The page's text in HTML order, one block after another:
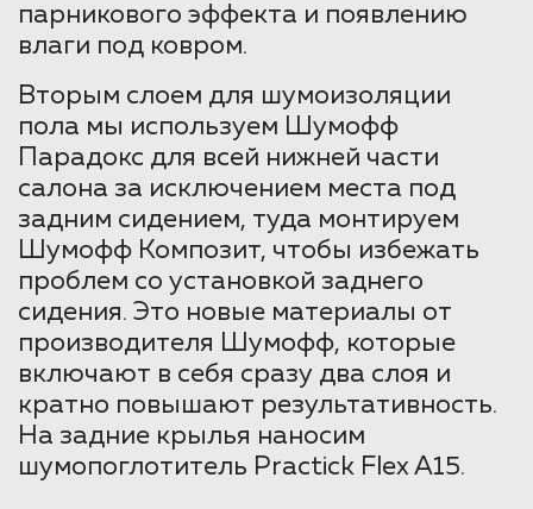
парникового эффекта и появлению
влаги под ковром.
Вторым слоем для шумоизоляции
пола мы используем Шумофф
Парадокс для всей нижней части
салона за исключением места под
задним сидением, туда монтируем
Шумофф Композит, чтобы избежать
проблем со установкой заднего
сидения. Это новые материалы от
производителя Шумофф, которые
включают в себя сразу два слоя и
кратно повышают результативность.
На задние крылья наносим
шумопоглотитель Practick Flex A15.